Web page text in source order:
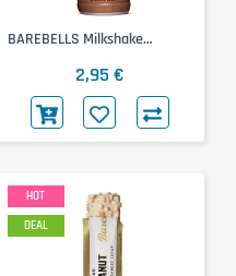
BAREBELLS Milkshake
2,95 €
HOT
DEAL